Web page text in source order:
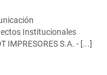
Institucionales
IMPRESORES S.A. - [...]